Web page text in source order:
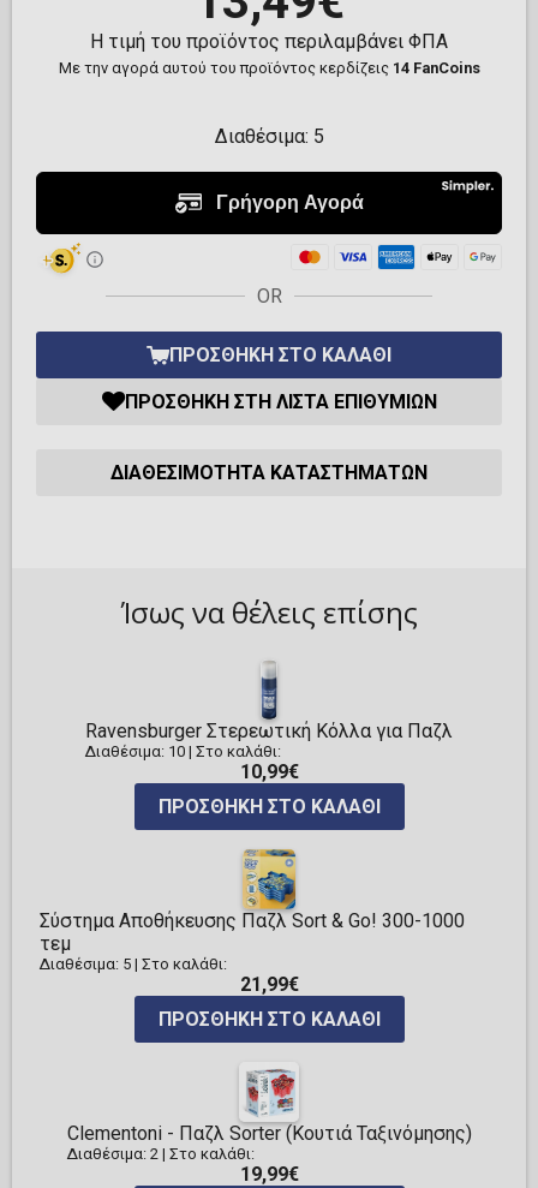
Η τιμή του προϊόντος περιλαμβάνει ΦΠΑ
Με την αγορά αυτού του προϊόντος κερδίζεις 14 FanCoins
Διαθέσιμα: 5
OR
ΠΡΟΣΘΉΚΗ ΣΤΟ ΚΑΛΆΘΙ
ΠΡΟΣΘΉΚΗ ΣΤΗ ΛΊΣΤΑ ΕΠΙΘΥΜΙΏΝ
ΔΙΑΘΕΣΙΜΌΤΗΤΑ ΚΑΤΑΣΤΗΜΆΤΩΝ
Ίσως να θέλεις επίσης
Ravensburger Στερεωτική Κόλλα για Παζλ
Διαθέσιμα: 10 | Στο καλάθι:
10,99€
ΠΡΟΣΘΉΚΗ ΣΤΟ ΚΑΛΆΘΙ
Σύστημα Αποθήκευσης Παζλ Sort & Go! 300-1000
τεμ
Διαθέσιμα: 5 | Στο καλάθι:
21,99€
ΠΡΟΣΘΉΚΗ ΣΤΟ ΚΑΛΆΘΙ
Clementoni - Παζλ Sorter (Κουτιά Ταξινόμησης)
Διαθέσιμα: 2| Στο καλάθι:
19,99€